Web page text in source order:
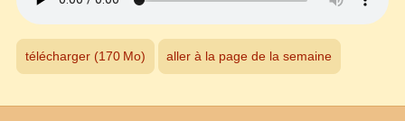
télécharger (170 Mo) aller à la page de la semaine